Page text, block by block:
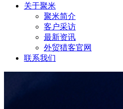
关于聚米
聚米简介
客户采访
最新资讯
外贸猎客官网
联系我们